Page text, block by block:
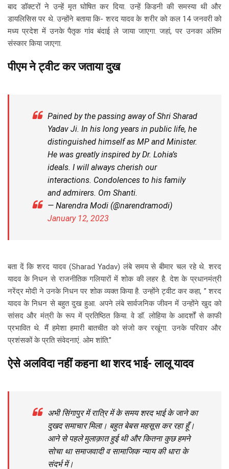
बाद डॉक्टरों ने उन्हें मृत घोषित कर दिया. उन्हें किडनी की समस्या थी और
डायलिसिस पर थे. उन्होंने बताया कि- शरद यादव के शरीर को कल 14 जनवरी को
मध्य प्रदेश में उनके पैतृक गांव बंदाई ले जाया जाएगा. जहां, पर उनका अंतिम
संस्कार किया जाएगा.
पीएम ने ट्वीट कर जताया दुख
Pained by the passing away of Shri Sharad
Yadav Ji. In his long years in public life, he
distinguished himself as MP and Minister.
He was greatly inspired by Dr. Lohia’s
ideals. I will always cherish our
interactions. Condolences to his family
and admirers. Om Shanti.
— Narendra Modi (@narendramodi)
January 12, 2023
बता दें कि शरद यादव (Sharad Yadav) लंबे समय से बीमार चल रहे थे. शरद
यादव के निधन से राजनीतिक गलियारों में शोक की लहर है. देश के प्रधानमंत्री
नरेंद्र मोदी ने उनके निधन पर शोक व्यक्त किया है. उन्होंने ट्वीट कर कहा, ” शरद
यादव के निधन से बहुत दुख हुआ. अपने लंबे सार्वजनिक जीवन में उन्होंने खुद को
सांसद और मंत्री के रूप में प्रतिष्ठित किया. वे डॉ. लोहिया के आदर्शों से काफी
प्रभावित थे. मैं हमेशा हमारी बातचीत को संजो कर रखूंगा. उनके परिवार और
प्रशंसकों के प्रति संवेदनाएं. ओम शांति.”
ऐसे अलविदा नहीं कहना था शरद भाई- लालू यादव
अभी सिंगापुर में रात्रि में के समय शरद भाई के जाने का
दुखद समाचार मिला। बहुत बेबस महसूस कर रहा हूँ।
आने से पहले मुलाक़ात हुई थी और कितना कुछ हमने
सोचा था समाजवादी व सामाजिक न्याय की धारा के
संदर्भ में।